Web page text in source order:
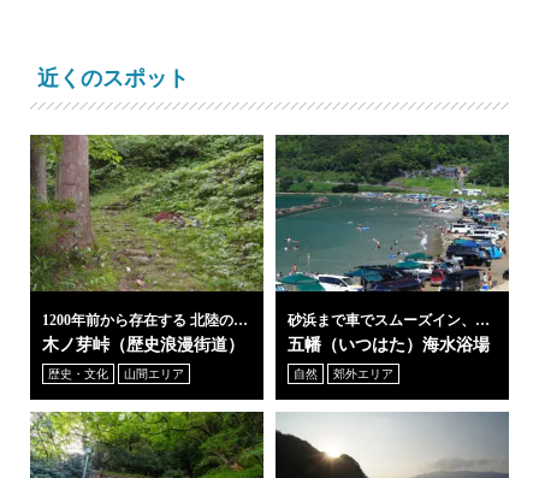
近くのスポット
1200年前から存在する 北陸の難
所
木ノ芽峠（歴史浪漫街道）
歴史・文化 山間エリア
砂浜まで車でスムーズイン、子
どもも大喜びのアプローチが心
五幡（いつはた）海水浴場
自然 郊外エリア